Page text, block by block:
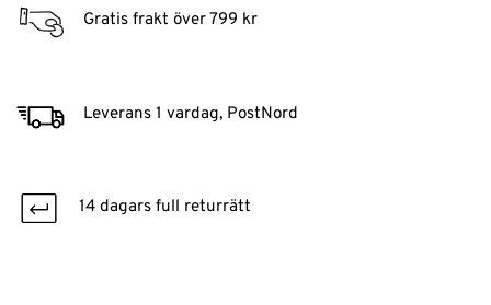
Gratis frakt över 799 kr
Leverans 1 vardag, PostNord
14 dagars full returrätt